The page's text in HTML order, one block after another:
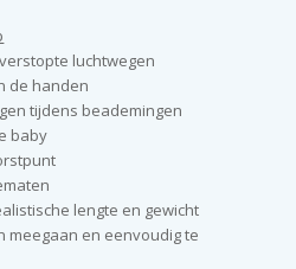
luchtwegen
de handen
tijdens beademingen
baby
lengte en gewicht
meegaan en eenvoudig te